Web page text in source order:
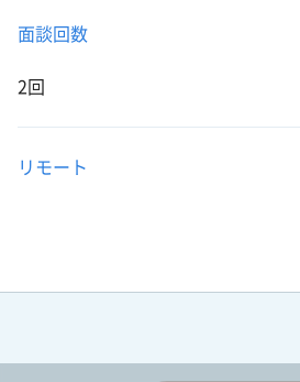
面談回数
2回
リモート